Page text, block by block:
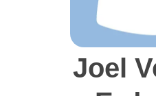
Joel